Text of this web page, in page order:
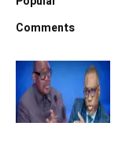
Comments